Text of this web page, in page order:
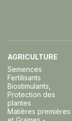
AGRICULTURE
Semences
Fertilisants
Biostimulants,
Protection des
plantes
Matières premières